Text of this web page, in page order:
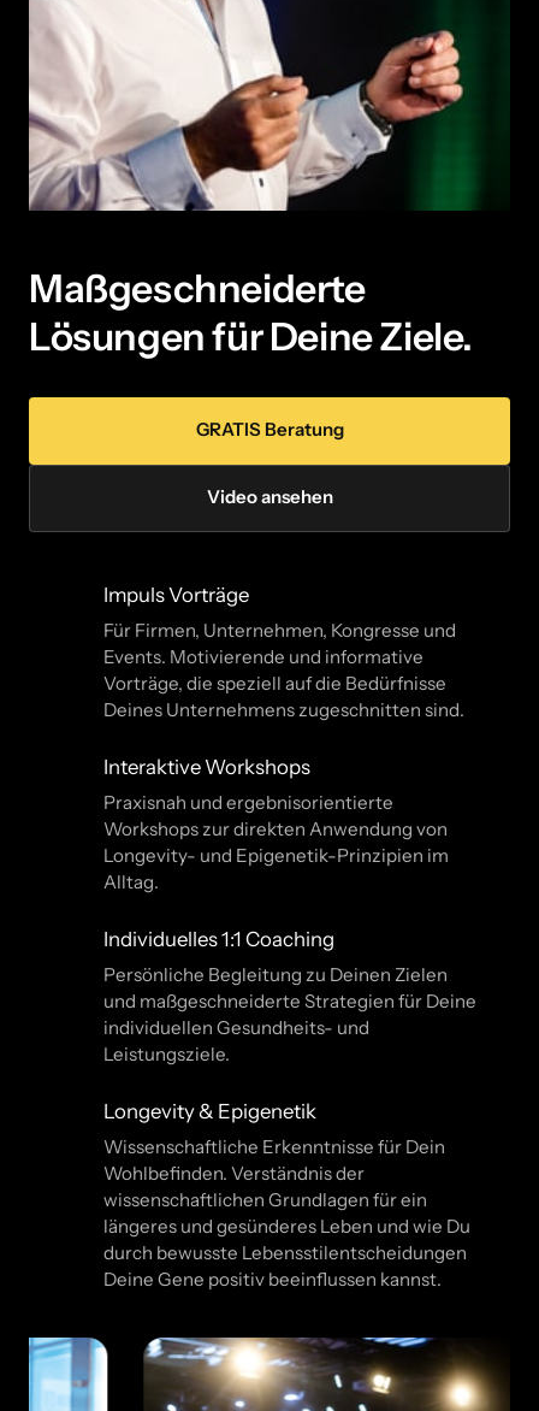
Maßgeschneiderte
Lösungen für Deine Ziele.
GRATIS Beratung
Video ansehen
Impuls Vorträge
Für Firmen, Unternehmen, Kongresse und
Events. Motivierende und informative
Vorträge, die speziell auf die Bedürfnisse
Deines Unternehmens zugeschnitten sind.
Interaktive Workshops
Praxisnah und ergebnisorientierte
Workshops zur direkten Anwendung von
Longevity- und Epigenetik-Prinzipien im
Alltag.
Individuelles 1:1 Coaching
Persönliche Begleitung zu Deinen Zielen
und maßgeschneiderte Strategien für Deine
individuellen Gesundheits- und
Leistungsziele.
Longevity & Epigenetik
Wissenschaftliche Erkenntnisse für Dein
Wohlbefinden. Verständnis der
wissenschaftlichen Grundlagen für ein
längeres und gesünderes Leben und wie Du
durch bewusste Lebensstilentscheidungen
Deine Gene positiv beeinflussen kannst.